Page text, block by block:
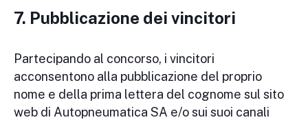
7. Pubblicazione dei vincitori
Partecipando al concorso, i vincitori
acconsentono alla pubblicazione del proprio
nome e della prima lettera del cognome sul sito
web di Autopneumatica SA e/o sui suoi canali